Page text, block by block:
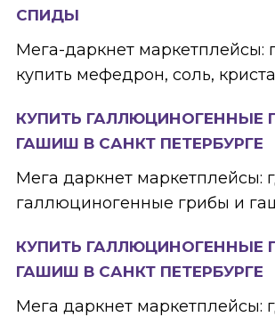
СПИДЫ
Мега-даркнет маркетплейсы:
купить мефедрон, соль,
КУПИТЬ ГАЛЛЮЦИНОГЕННЫЕ
ГАШИШ В САНКТ ПЕТЕРБУРГЕ
Мега даркнет маркетплейсы:
галлюциногенные грибы и
КУПИТЬ ГАЛЛЮЦИНОГЕННЫЕ
ГАШИШ В САНКТ ПЕТЕРБУРГЕ
Мега даркнет маркетплейсы: